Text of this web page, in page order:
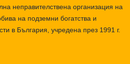
неправителствена организация на
на подземни богатства и
в България, учредена през 1991 г.